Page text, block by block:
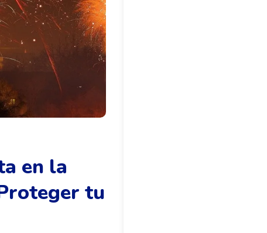
en la
tu